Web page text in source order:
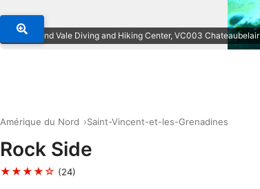
© Richmond Vale Diving and Hiking Center, VC003 Chateaubelair
Amérique du Nord Saint-Vincent-et-les-Grenadines
Rock Side
★★★★☆ (24)